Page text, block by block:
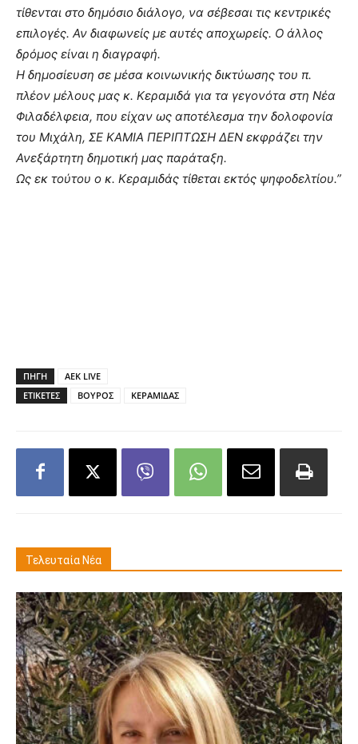
τίθενται στο δημόσιο διάλογο, να σέβεσαι τις κεντρικές
επιλογές. Αν διαφωνείς με αυτές αποχωρείς. Ο άλλος
δρόμος είναι η διαγραφή.
Η δημοσίευση σε μέσα κοινωνικής δικτύωσης του π.
πλέον μέλους μας κ. Κεραμιδά για τα γεγονότα στη Νέα
Φιλαδέλφεια, που είχαν ως αποτέλεσμα την δολοφονία
του Μιχάλη, ΣΕ ΚΑΜΙΑ ΠΕΡΙΠΤΩΣΗ ΔΕΝ εκφράζει την
Ανεξάρτητη δημοτική μας παράταξη.
Ως εκ τούτου ο κ. Κεραμιδάς τίθεται εκτός ψηφοδελτίου.”
ΠΗΓΗ
AEK LIVE
ΕΤΙΚΕΤΕΣ
ΒΟΥΡΟΣ ΚΕΡΑΜΙΔΑΣ
Τελευταία Νέα